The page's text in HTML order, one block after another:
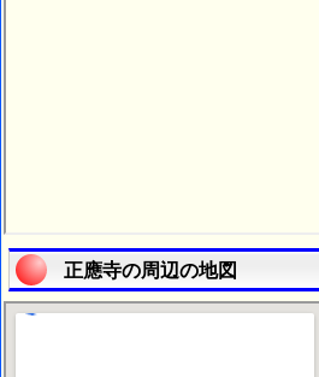
正應寺の周辺の地図